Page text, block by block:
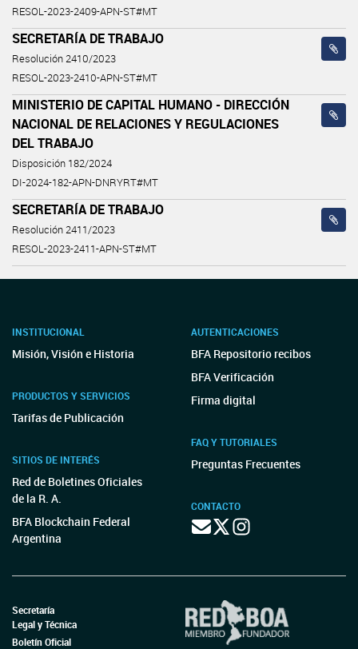
RESOL-2023-2409-APN-ST#MT
SECRETARÍA DE TRABAJO
Resolución 2410/2023
RESOL-2023-2410-APN-ST#MT
MINISTERIO DE CAPITAL HUMANO - DIRECCIÓN
NACIONAL DE RELACIONES Y REGULACIONES
DEL TRABAJO
Disposición 182/2024
DI-2024-182-APN-DNRYRT#MT
SECRETARÍA DE TRABAJO
Resolución 2411/2023
RESOL-2023-2411-APN-ST#MT
INSTITUCIONAL
Misión, Visión e Historia
PRODUCTOS Y SERVICIOS
Tarifas de Publicación
SITIOS DE INTERÉS
Red de Boletines Oficiales
de la R. A.
BFA Blockchain Federal
Argentina
AUTENTICACIONES
BFA Repositorio recibos
BFA Verificación
Firma digital
FAQ Y TUTORIALES
Preguntas Frecuentes
CONTACTO
Secretaría
Legal y Técnica
Boletín Oficial